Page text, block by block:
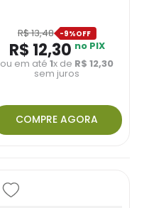
R$13,48 -9%
R$ 12,30 no PIX
ou em até1x de R$ 12,30
sem juros
COMPRE AGORA